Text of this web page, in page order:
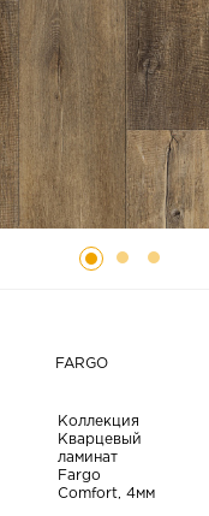
FARGO
Коллекция
Кварцевый
ламинат
Fargo
Comfort, 4мм